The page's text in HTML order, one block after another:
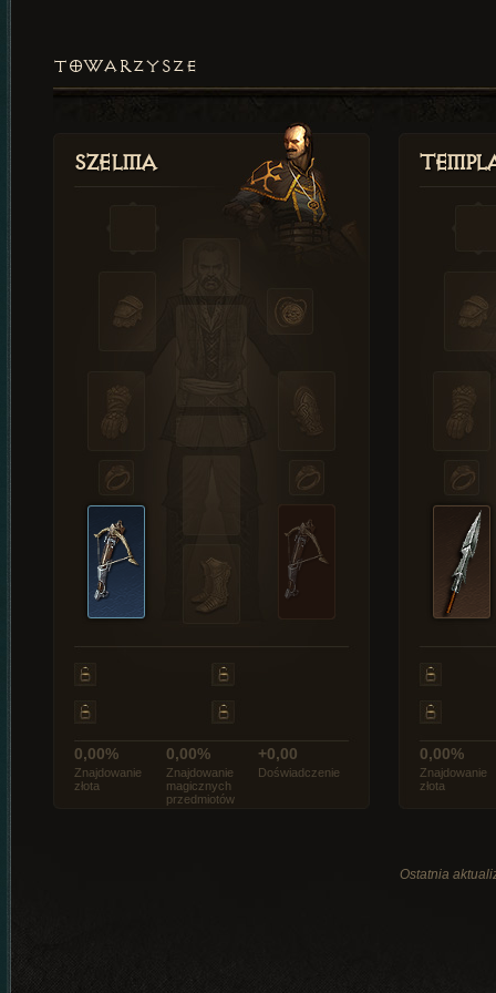
TOWARZYSZE
Szelma
0,00%
Znajdowanie
złota
0,00%
Znajdowanie
magicznych
przedmiotów
+0,00
Doświadczenie
0,00%
Znajdowanie
złota
Ostatnia